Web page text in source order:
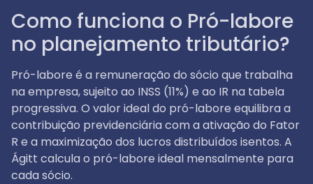
Como funciona o Pró-labore
no planejamento tributário?
Pró-labore é a remuneração do sócio que trabalha
na empresa, sujeito ao INSS (11%) e ao IR na tabela
progressiva. O valor ideal do pró-labore equilibra a
contribuição previdenciária com a ativação do Fator
R e a maximização dos lucros distribuídos isentos. A
Ágitt calcula o pró-labore ideal mensalmente para
cada sócio.